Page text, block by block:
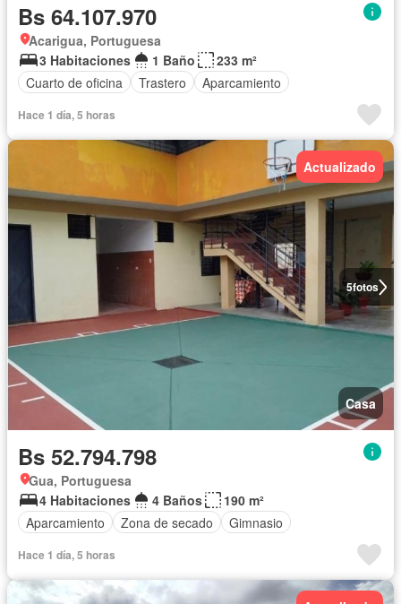
Bs 64.107.970
Acarigua, Portuguesa
3 Habitaciones
1 Baño
233 m²
Cuarto de oficina
Trastero Aparcamiento
Hace 1 día, 5 horas
5fotos
Actualizado
Casa
Bs 52.794.798
Gua, Portuguesa
4 Habitaciones
4 Baños
190 m²
Aparcamiento
Zona de secado Gimnasio
Hace 1 día, 5 horas